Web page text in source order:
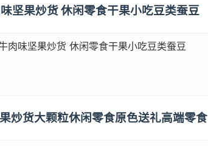
坚果炒货 休闲零食干果小吃豆类蚕豆
肉味坚果炒货 休闲零食干果小吃豆类蚕豆
炒货大颗粒休闲零食原色送礼高端零食